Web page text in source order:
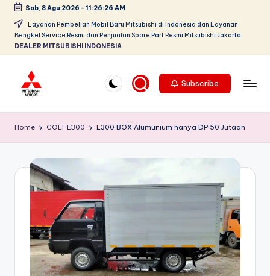
Skip
content
Sab, 8 Agu 2026 - 11:26:27 AM
Layanan Pembelian Mobil Baru Mitsubishi di Indonesia dan Layanan
Bengkel Service Resmi dan Penjualan Spare Part Resmi Mitsubishi Jakarta
DEALER MITSUBISHI INDONESIA
e
al
e
M
it
Jakarta
Srikandi
Diamond
Motors
Pembelian
Tunai
Kredit
Subscribe
Home COLT L300 L300 BOX Alumunium hanya DP 50 Jutaan